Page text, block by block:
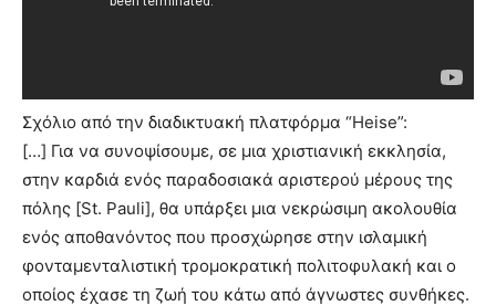
Σχόλιο από την διαδικτυακή πλατφόρμα “Heise”:
[…] Για να συνοψίσουμε, σε μια χριστιανική εκκλησία,
στην καρδιά ενός παραδοσιακά αριστερού μέρους της
πόλης [St. Pauli], θα υπάρξει μια νεκρώσιμη ακολουθία
ενός αποθανόντος που προσχώρησε στην ισλαμική
φονταμενταλιστική τρομοκρατική πολιτοφυλακή και ο
οποίος έχασε τη ζωή του κάτω από άγνωστες συνθήκες.